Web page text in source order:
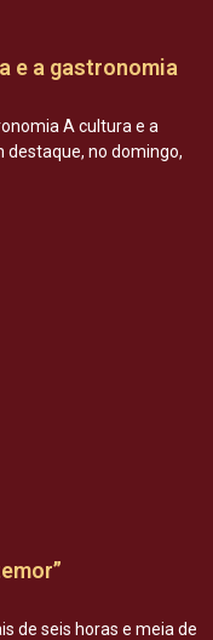
e a gastronomia
A cultura e a
no domingo,
de seis horas e meia de